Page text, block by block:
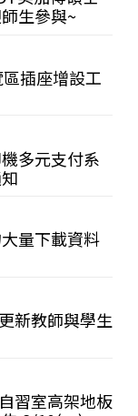
生參與~
插座增設工
多元支付系
量下載資料
新教師與學生
習室高架地板